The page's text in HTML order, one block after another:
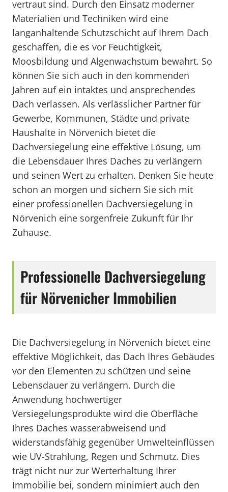
vertraut sind. Durch den Einsatz moderner
Materialien und Techniken wird eine
langanhaltende Schutzschicht auf Ihrem Dach
geschaffen, die es vor Feuchtigkeit,
Moosbildung und Algenwachstum bewahrt. So
können Sie sich auch in den kommenden
Jahren auf ein intaktes und ansprechendes
Dach verlassen. Als verlässlicher Partner für
Gewerbe, Kommunen, Städte und private
Haushalte in Nörvenich bietet die
Dachversiegelung eine effektive Lösung, um
die Lebensdauer Ihres Daches zu verlängern
und seinen Wert zu erhalten. Denken Sie heute
schon an morgen und sichern Sie sich mit
einer professionellen Dachversiegelung in
Nörvenich eine sorgenfreie Zukunft für Ihr
Zuhause.
Professionelle Dachversiegelung
für Nörvenicher Immobilien
Die Dachversiegelung in Nörvenich bietet eine
effektive Möglichkeit, das Dach Ihres Gebäudes
vor den Elementen zu schützen und seine
Lebensdauer zu verlängern. Durch die
Anwendung hochwertiger
Versiegelungsprodukte wird die Oberfläche
Ihres Daches wasserabweisend und
widerstandsfähig gegenüber Umwelteinflüssen
wie UV-Strahlung, Regen und Schmutz. Dies
trägt nicht nur zur Werterhaltung Ihrer
Immobilie bei, sondern minimiert auch den